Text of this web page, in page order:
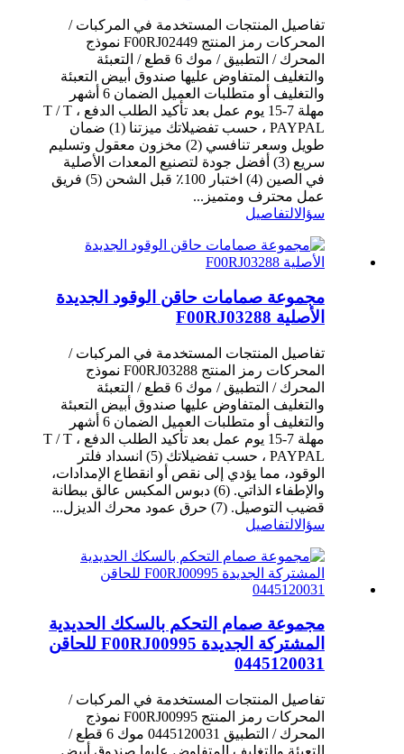
تفاصيل المنتجات المستخدمة في المركبات /
المحركات رمز المنتج F00RJ02449 نموذج
المحرك / التطبيق / موك 6 قطع / التعبئة
والتغليف المتفاوض عليها صندوق أبيض التعبئة
والتغليف أو متطلبات العميل الضمان 6 أشهر
مهلة 7-15 يوم عمل بعد تأكيد الطلب الدفع T / T ،
PAYPAL ، حسب تفضيلاتك ميزتنا (1) ضمان
طويل وسعر تنافسي (2) مخزون معقول وتسليم
سريع (3) أفضل جودة لتصنيع المعدات الأصلية
في الصين (4) اختبار 100٪ قبل الشحن (5) فريق
عمل محترف ومتميز...
سؤالالتفاصيل
مجموعة صمامات حاقن الوقود الجديدة
الأصلية F00RJ03288
تفاصيل المنتجات المستخدمة في المركبات /
المحركات رمز المنتج F00RJ03288 نموذج
المحرك / التطبيق / موك 6 قطع / التعبئة
والتغليف المتفاوض عليها صندوق أبيض التعبئة
والتغليف أو متطلبات العميل الضمان 6 أشهر
مهلة 7-15 يوم عمل بعد تأكيد الطلب الدفع T / T ،
PAYPAL ، حسب تفضيلاتك (5) انسداد فلتر
الوقود، مما يؤدي إلى نقص أو انقطاع الإمدادات،
والإطفاء الذاتي. (6) دبوس المكبس عالق ببطانة
قضيب التوصيل. (7) حرق عمود محرك الديزل...
سؤالالتفاصيل
مجموعة صمام التحكم بالسكك الحديدية
المشتركة الجديدة F00RJ00995 للحاقن
0445120031
تفاصيل المنتجات المستخدمة في المركبات /
المحركات رمز المنتج F00RJ00995 نموذج
المحرك / التطبيق 0445120031 موك 6 قطع /